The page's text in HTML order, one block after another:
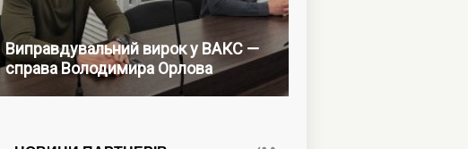
Виправдувальний вирок у ВАКС —
справа Володимира Орлова